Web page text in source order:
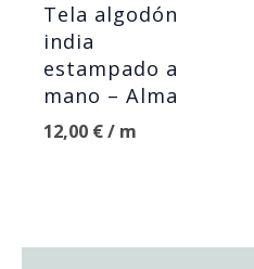
Tela algodón
india
estampado a
mano – Alma
12,00 €/ m